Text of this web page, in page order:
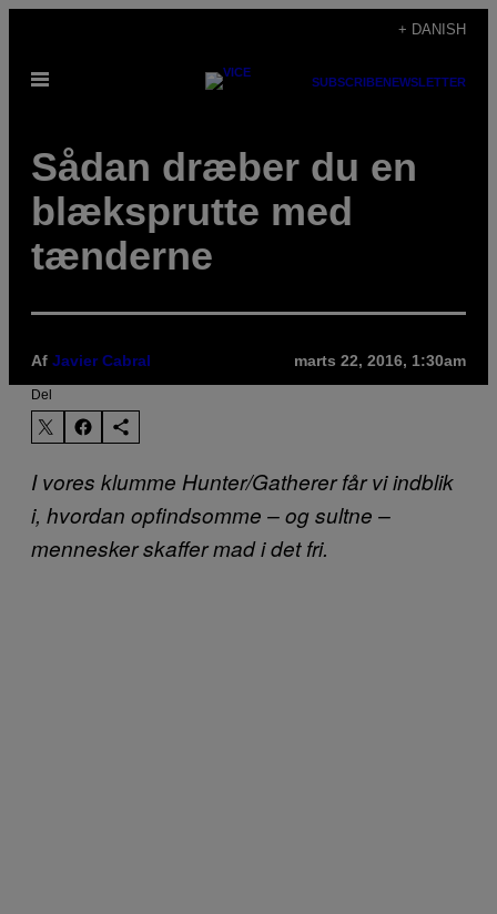
indhold
+ DANISH
Åbn
SUBSCRIBENEWSLETTER
Sådan dræber du en
blæksprutte med
tænderne
Af Javier Cabral marts 22, 2016, 1:30am
Del
I vores klumme Hunter/Gatherer får vi indblik
i, hvordan opfindsomme – og sultne –
mennesker skaffer mad i det fri.